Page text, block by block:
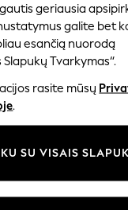
& Swimwear
geriausia
galite bet
esančią nuorodą
Tvarkymas“.
rasite mūsų
.
SU VISAIS